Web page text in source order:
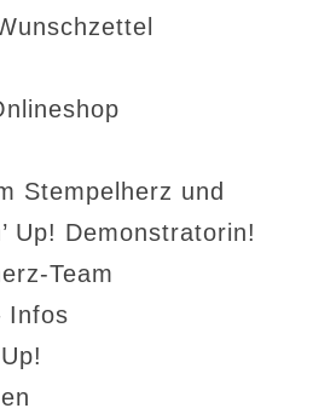
Stempelherz und
Up! Demonstratorin!
Team
Infos